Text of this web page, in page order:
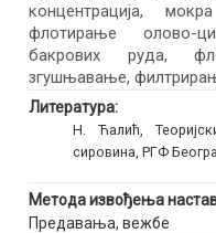
концентрација,
флотирање олово-
бакрових руда,
згушњавање,
Литература:
Н. Ћалић,
сировина, РГФ
Метода извођења
Предавања, вежбе